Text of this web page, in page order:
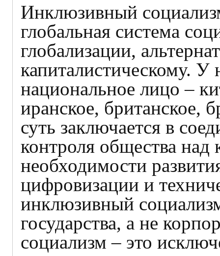
Инклюзивный
глобальная система
глобализации,
капиталистическому.
национальное лицо –
иранское, британское,
суть заключается в
контроля общества над
необходимости
цифровизации и
инклюзивный
государства, а не
социализм – это